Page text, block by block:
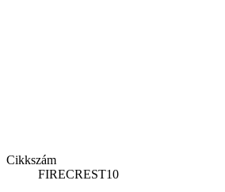
Cikkszám
FIRECREST10